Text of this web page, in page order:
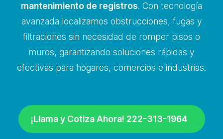
mantenimiento de registros. Con tecnología
avanzada localizamos obstrucciones, fugas y
filtraciones sin necesidad de romper pisos o
muros, garantizando soluciones rápidas y
efectivas para hogares, comercios e industrias.
¡Llama y Cotiza Ahora! 222-313-1964